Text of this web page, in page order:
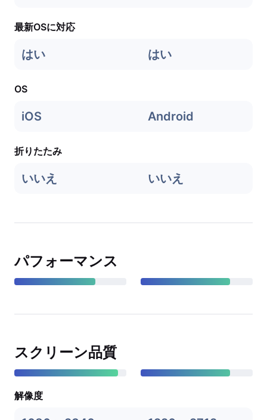
最新OSに対応
はい はい
OS
iOS Android
折りたたみ
いいえ いいえ
パフォーマンス
スクリーン品質
解像度